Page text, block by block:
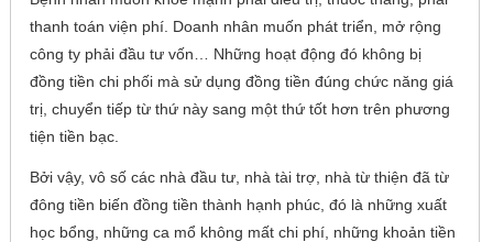
thanh toán viện phí. Doanh nhân muốn phát triển, mở rộng
công ty phải đầu tư vốn… Những hoạt động đó không bị
đồng tiền chi phối mà sử dụng đồng tiền đúng chức năng giá
trị, chuyển tiếp từ thứ này sang một thứ tốt hơn trên phương
tiện tiền bạc.
Bởi vậy, vô số các nhà đầu tư, nhà tài trợ, nhà từ thiện đã từ
đông tiền biến đồng tiền thành hạnh phúc, đó là những xuất
học bổng, những ca mổ không mất chi phí, những khoản tiền